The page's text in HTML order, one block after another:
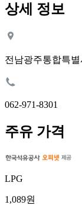
상세 정보
전남광주통합특
062-971-8301
주유 가격
LPG
1,089원